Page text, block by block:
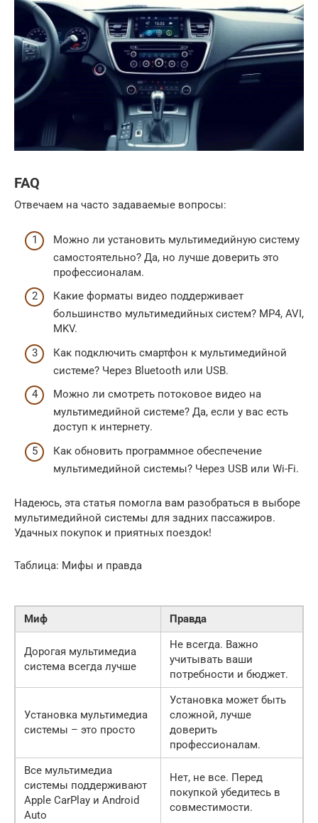
FAQ
Отвечаем на часто задаваемые вопросы:
Можно ли установить мультимедийную систему
самостоятельно? Да, но лучше доверить это
профессионалам.
Какие форматы видео поддерживает
большинство мультимедийных систем? MP4, AVI,
MKV.
Как подключить смартфон к мультимедийной
системе? Через Bluetooth или USB.
Можно ли смотреть потоковое видео на
мультимедийной системе? Да, если у вас есть
доступ к интернету.
Как обновить программное обеспечение
мультимедийной системы? Через USB или Wi-Fi.
Надеюсь, эта статья помогла вам разобраться в выборе
мультимедийной системы для задних пассажиров.
Удачных покупок и приятных поездок!
Таблица: Мифы и правда
Миф Правда
Дорогая мультимедиа
система всегда лучше
Не всегда. Важно
учитывать ваши
потребности и бюджет.
Установка мультимедиа
системы – это просто
Установка может быть
сложной, лучше
доверить
профессионалам.
Все мультимедиа
системы поддерживают
Apple CarPlay и Android
Auto
Нет, не все. Перед
покупкой убедитесь в
совместимости.